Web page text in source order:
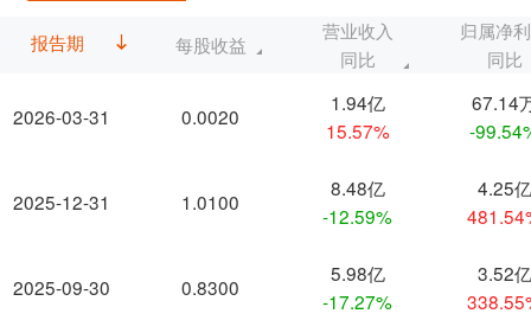
报告期
2026-03-31
2025-12-31
2025-09-30
每股收益
营业收入
同比
归属净
同比
0.0020
1.94亿
15.57%
67.14
-
1.0100
8.48亿
-12.59%
4.25亿
0.8300
5.98亿
-17.27%
3.52亿